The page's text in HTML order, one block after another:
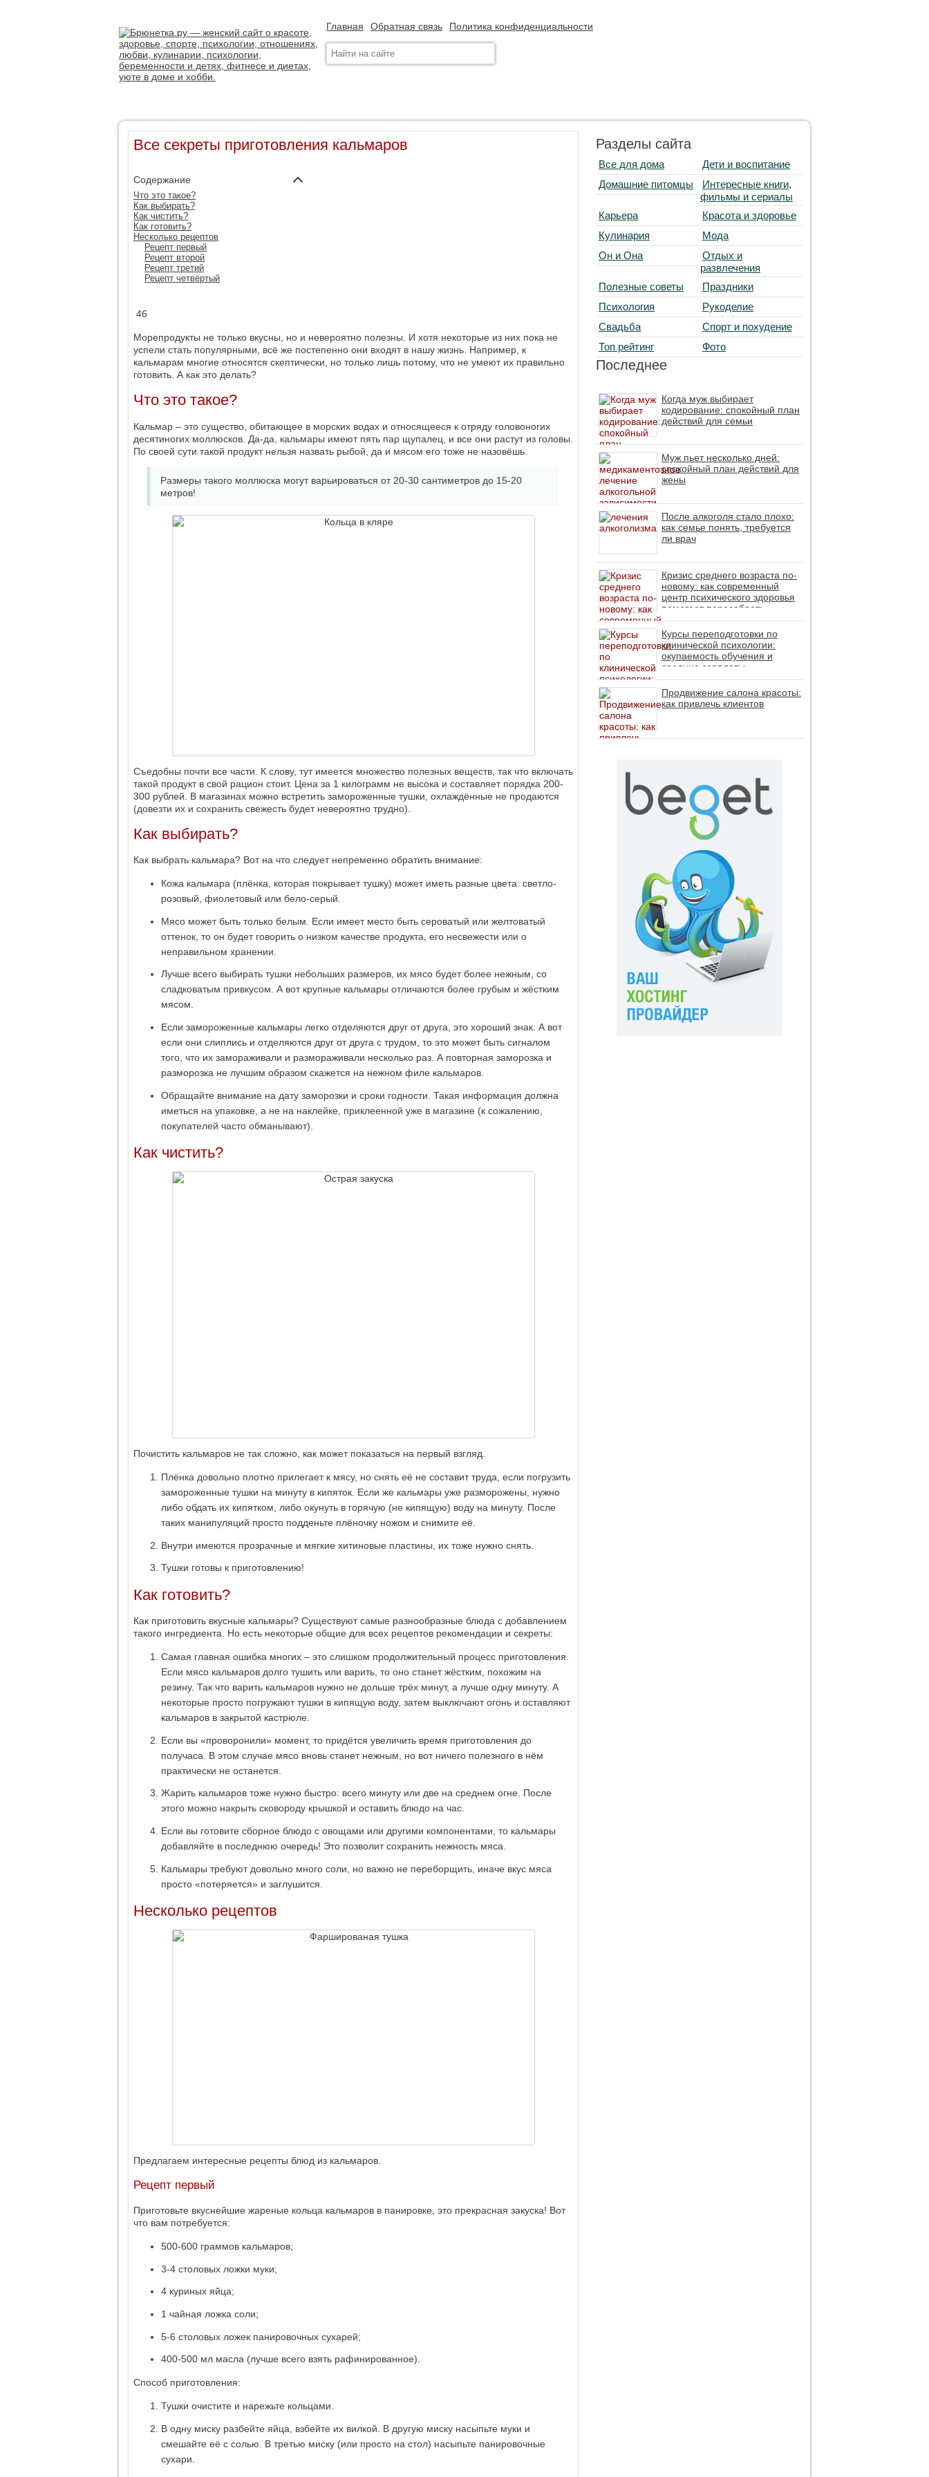
Главная Обратная связь Политика конфиденциальности
Все секреты приготовления кальмаров
Содержание
Что это такое?
Как выбирать?
Как чистить?
Как готовить?
Несколько рецептов
Рецепт первый
Рецепт второй
Рецепт третий
Рецепт четвёртый
46
Морепродукты не только вкусны, но и невероятно полезны. И хотя некоторые из них пока не
успели стать популярными, всё же постепенно они входят в нашу жизнь. Например, к
кальмарам многие относятся скептически, но только лишь потому, что не умеют их правильно
готовить. А как это делать?
Что это такое?
Кальмар – это существо, обитающее в морских водах и относящееся к отряду головоногих
десятиногих моллюсков. Да-да, кальмары имеют пять пар щупалец, и все они растут из головы.
По своей сути такой продукт нельзя назвать рыбой, да и мясом его тоже не назовёшь.
Размеры такого моллюска могут варьироваться от 20-30 сантиметров до 15-20
метров!
Съедобны почти все части. К слову, тут имеется множество полезных веществ, так что включать
такой продукт в свой рацион стоит. Цена за 1 килограмм не высока и составляет порядка 200-
300 рублей. В магазинах можно встретить замороженные тушки, охлаждённые не продаются
(довезти их и сохранить свежесть будет невероятно трудно).
Как выбирать?
Как выбрать кальмара? Вот на что следует непременно обратить внимание:
Кожа кальмара (плёнка, которая покрывает тушку) может иметь разные цвета: светло-
розовый, фиолетовый или бело-серый.
Мясо может быть только белым. Если имеет место быть сероватый или желтоватый
оттенок, то он будет говорить о низком качестве продукта, его несвежести или о
неправильном хранении.
Лучше всего выбирать тушки небольших размеров, их мясо будет более нежным, со
сладковатым привкусом. А вот крупные кальмары отличаются более грубым и жёстким
мясом.
Если замороженные кальмары легко отделяются друг от друга, это хороший знак. А вот
если они слиплись и отделяются друг от друга с трудом, то это может быть сигналом
того, что их замораживали и размораживали несколько раз. А повторная заморозка и
разморозка не лучшим образом скажется на нежном филе кальмаров.
Обращайте внимание на дату заморозки и сроки годности. Такая информация должна
иметься на упаковке, а не на наклейке, приклеенной уже в магазине (к сожалению,
покупателей часто обманывают).
Как чистить?
Почистить кальмаров не так сложно, как может показаться на первый взгляд.
Плёнка довольно плотно прилегает к мясу, но снять её не составит труда, если погрузить
замороженные тушки на минуту в кипяток. Если же кальмары уже разморожены, нужно
либо обдать их кипятком, либо окунуть в горячую (не кипящую) воду на минуту. После
таких манипуляций просто подденьте плёночку ножом и снимите её.
Внутри имеются прозрачные и мягкие хитиновые пластины, их тоже нужно снять.
Тушки готовы к приготовлению!
Как готовить?
Как приготовить вкусные кальмары? Существуют самые разнообразные блюда с добавлением
такого ингредиента. Но есть некоторые общие для всех рецептов рекомендации и секреты:
Самая главная ошибка многих – это слишком продолжительный процесс приготовления.
Если мясо кальмаров долго тушить или варить, то оно станет жёстким, похожим на
резину. Так что варить кальмаров нужно не дольше трёх минут, а лучше одну минуту. А
некоторые просто погружают тушки в кипящую воду, затем выключают огонь и оставляют
кальмаров в закрытой кастрюле.
Если вы «проворонили» момент, то придётся увеличить время приготовления до
получаса. В этом случае мясо вновь станет нежным, но вот ничего полезного в нём
практически не останется.
Жарить кальмаров тоже нужно быстро: всего минуту или две на среднем огне. После
этого можно накрыть сковороду крышкой и оставить блюдо на час.
Если вы готовите сборное блюдо с овощами или другими компонентами, то кальмары
добавляйте в последнюю очередь! Это позволит сохранить нежность мяса.
Кальмары требуют довольно много соли, но важно не переборщить, иначе вкус мяса
просто «потеряется» и заглушится.
Несколько рецептов
Предлагаем интересные рецепты блюд из кальмаров.
Рецепт первый
Приготовьте вкуснейшие жареные кольца кальмаров в панировке, это прекрасная закуска! Вот
что вам потребуется:
500-600 граммов кальмаров;
3-4 столовых ложки муки;
4 куриных яйца;
1 чайная ложка соли;
5-6 столовых ложек панировочных сухарей;
400-500 мл масла (лучше всего взять рафинированное).
Способ приготовления:
Тушки очистите и нарежьте кольцами.
В одну миску разбейте яйца, взбейте их вилкой. В другую миску насыпьте муки и
смешайте её с солью. В третью миску (или просто на стол) насыпьте панировочные
сухари.
Разделы сайта
Все для дома
Дети и воспитание
Домашние питомцы
Интересные книги,
фильмы и сериалы
Карьера
Красота и здоровье
Кулинария
Мода
Он и Она
Отдых и
развлечения
Полезные советы
Праздники
Психология
Рукоделие
Свадьба
Спорт и похудение
Топ рейтинг
Фото
Последнее
Когда муж выбирает
кодирование: спокойный план
действий для семьи
Муж пьет несколько дней:
спокойный план действий для
жены
После алкоголя стало плохо:
как семье понять, требуется
ли врач
Кризис среднего возраста по-
новому: как современный
центр психического здоровья
помогает пересобрать
личность без таблеток (методы
ДПДГ и КПТ)
Курсы переподготовки по
клинической психологии:
окупаемость обучения и
средние зарплаты
специалистов в 2026 году
Продвижение салона красоты:
как привлечь клиентов